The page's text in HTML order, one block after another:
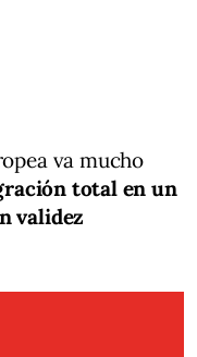
va mucho
total en un
validez